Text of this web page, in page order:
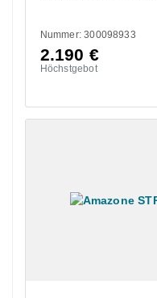
Nummer: 300098933
2.190 €
Höchstgebot